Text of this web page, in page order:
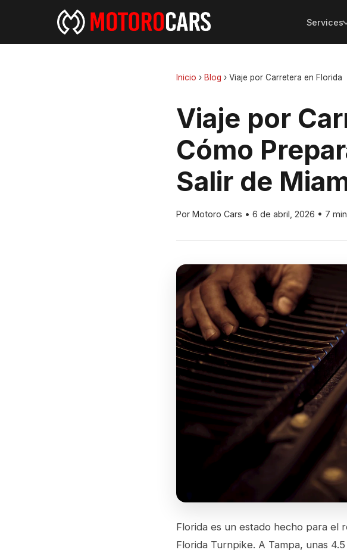
Services
Inicio › Blog › Viaje por Carretera en Florida
Viaje por
Cómo
Salir de
Por Motoro Cars • 6 de abril, 2026 • 7
Florida es un estado hecho para el
Florida Turnpike. A Tampa, unas